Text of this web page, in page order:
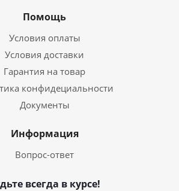
Помощь
Условия оплаты
Условия доставки
Гарантия на товар
конфидециальности
Документы
Информация
Вопрос-ответ
всегда в курсе!